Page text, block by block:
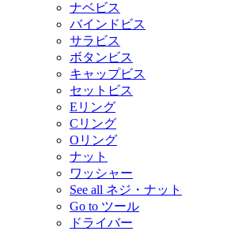
ナベビス
バインドビス
サラビス
ボタンビス
キャップビス
セットビス
Eリング
Cリング
Oリング
ナット
ワッシャー
See all ネジ・ナット
Go to ツール
ドライバー